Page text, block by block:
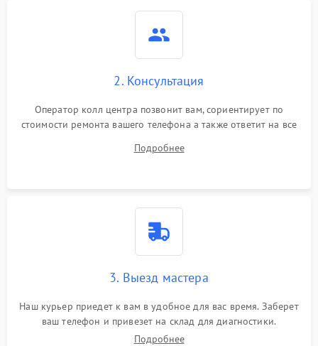
2. Консультация
Оператор колл центра позвонит вам, сориентирует по
стоимости ремонта вашего телефона а также ответит на все
Подробнее
3. Выезд мастера
Наш курьер приедет к вам в удобное для вас время. Заберет
ваш телефон и привезет на склад для диагностики.
Подробнее